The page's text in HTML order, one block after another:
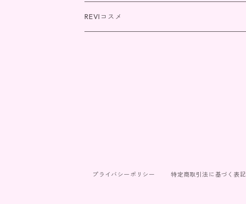
パーフェクトシリーズ
REVIコスメ
プライバシーポリシー 特定商取引法に基づく表記